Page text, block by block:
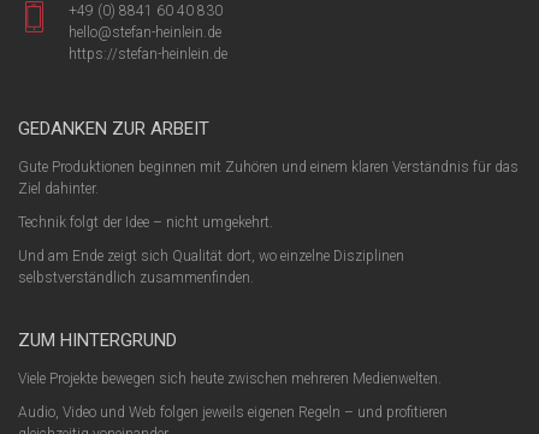
+49 (0) 8841 60 40 830
hello@stefan-heinlein.de
https://stefan-heinlein.de
GEDANKEN ZUR ARBEIT
Gute Produktionen beginnen mit Zuhören und einem klaren Verständnis für das
Ziel dahinter.
Technik folgt der Idee – nicht umgekehrt.
Und am Ende zeigt sich Qualität dort, wo einzelne Disziplinen
selbstverständlich zusammenfinden.
ZUM HINTERGRUND
Viele Projekte bewegen sich heute zwischen mehreren Medienwelten.
Audio, Video und Web folgen jeweils eigenen Regeln – und profitieren